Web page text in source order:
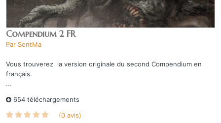
Compendium 2 FR
Par SentMa
Vous trouverez la version originale du second Compendium en
français.
...
654 téléchargements
(0 avis)